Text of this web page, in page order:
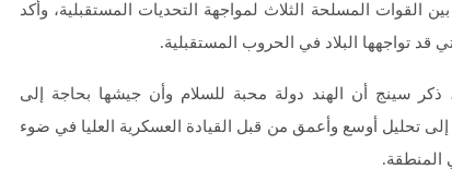
بين القوات المسلحة الثلاث لمواجهة التحديات المستقبلية، وأكد
تواجهها البلاد في الحروب المستقبلية.
سينج أن الهند دولة محبة للسلام وأن جيشها بحاجة إلى
تحليل أوسع وأعمق من قبل القيادة العسكرية العليا في ضوء
المنطقة.